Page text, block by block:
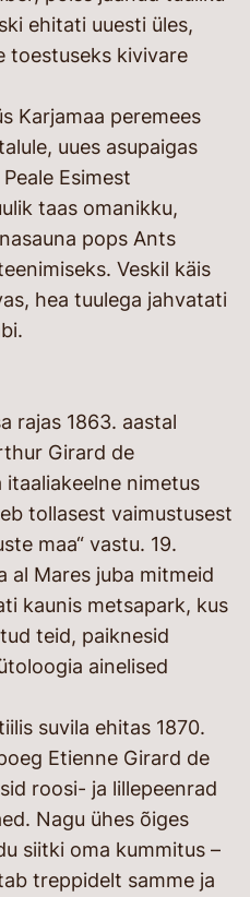
ehitati uuesti üles,
toestuseks kivivare
Karjamaa peremees
uues asupaigas
Esimest
taas omanikku,
pops Ants
Veskil käis
hea tuulega jahvatati
rajas 1863. aastal
Girard de
nimetus
tollasest vaimustusest
maa“ vastu. 19.
al Mares juba mitmeid
kaunis metsapark, kus
teid, paiknesid
ainelised
suvila ehitas 1870.
Etienne Girard de
roosi- ja lillepeenrad
Nagu ühes õiges
siitki oma kummitus –
treppidelt samme ja